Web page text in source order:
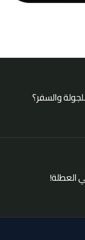
والسفر؟
العطلة!